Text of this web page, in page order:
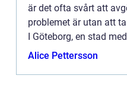
är det ofta svårt att
problemet är utan att
I Göteborg, en stad
omfatt...
Alice Pettersson